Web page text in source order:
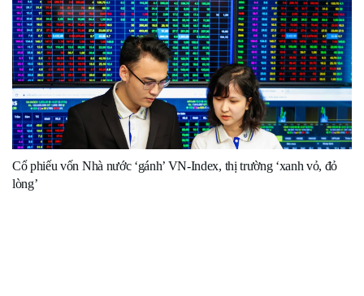
Cổ phiếu vốn Nhà nước ‘gánh’ VN-Index, thị trường ‘xanh vỏ, đỏ
lòng’